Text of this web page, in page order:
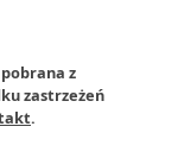
z
zastrzeżeń
.